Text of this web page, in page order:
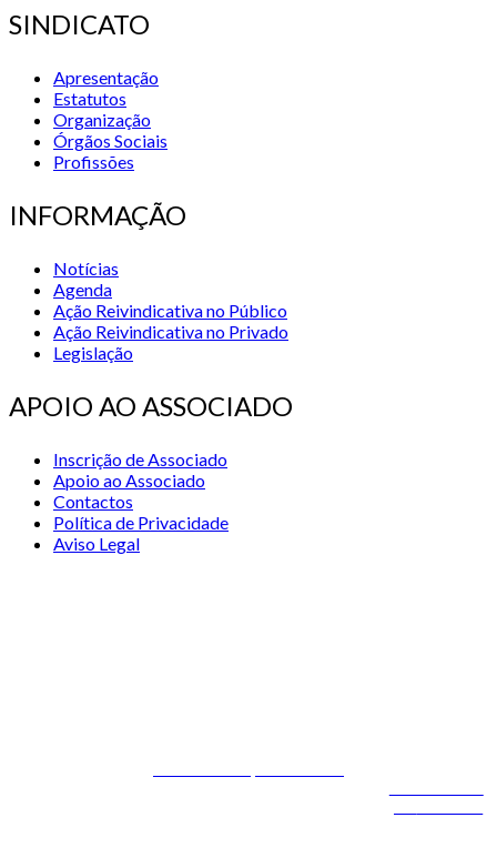
SINDICATO
Apresentação
Estatutos
Organização
Órgãos Sociais
Profissões
INFORMAÇÃO
Notícias
Agenda
Ação Reivindicativa no Público
Ação Reivindicativa no Privado
Legislação
APOIO AO ASSOCIADO
Inscrição de Associado
Apoio ao Associado
Contactos
Política de Privacidade
Aviso Legal